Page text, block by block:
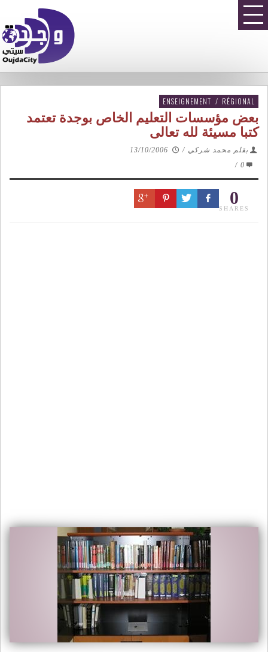
ENSEIGNEMENT / RÉGIONAL
بعض مؤسسات التعليم الخاص بوجدة تعتمد
كتبا مسيئة لله تعالى
بقلم محمد شركي /
13/10/2006
0
/
0
SHARES